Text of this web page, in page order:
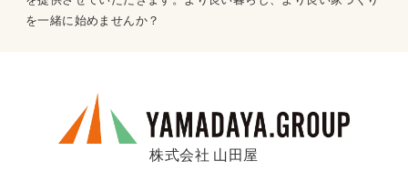
を一緒に始めませんか？
株式会社 山田屋